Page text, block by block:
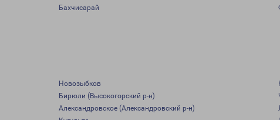
Бахчисарай
Новозыбков
Бирюли (Высокогорский р-н)
Александровское (Александровский р-н)